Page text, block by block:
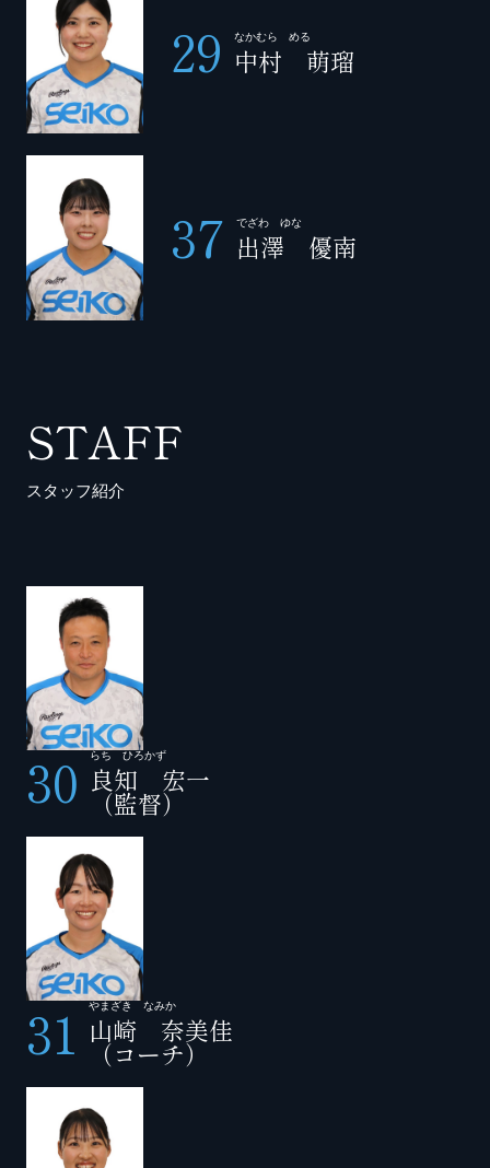
29 なかむら める
中村 萌瑠
37 でざわ ゆな
出澤 優南
STAFF
スタッフ紹介
30 らち ひろかず
良知 宏一
（監督）
31 やまざき なみか
山崎 奈美佳
（コーチ）